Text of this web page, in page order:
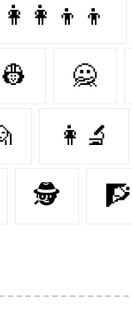
👩‍👩‍👦‍👦
👷‍ 🙅‍
👩‍🔬
🕵️‍️ 🧗‍